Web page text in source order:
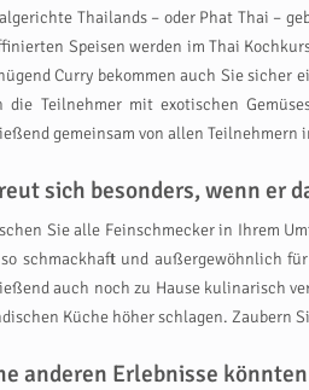
Thailands – oder Phat Thai –
Speisen werden im Thai
Curry bekommen auch Sie sicher
die Teilnehmer mit exotischen
gemeinsam von allen Teilnehmern
sich besonders, wenn er
Sie alle Feinschmecker in Ihrem
schmackhaft und außergewöhnlich
auch noch zu Hause kulinarisch
Küche höher schlagen. Zaubern
anderen Erlebnisse